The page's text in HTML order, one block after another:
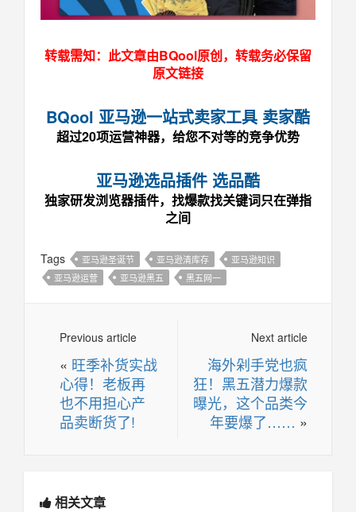
转载需知：此文章由BQool原创，转载务必保留
原文链接
BQool 亚马逊一站式卖家工具 卖家酷
超过20项运营神器，给您不对等的竞争优势
亚马逊选品插件 选品酷
独家研发浏览器插件，找爆款找关键词只在弹指
之间
Tags 亚马逊圣诞节 亚马逊清库存
亚马逊知识
亚马逊运营
亚马逊黑五 黑五网一
Next article
海外剁手党也疯
狂！黑五潜力爆款
曝光，这个品类今
年要爆了…… »
Previous article
« 旺季补货实战
心得！老板再
也不用担心产
品卖断货了!
相关文章